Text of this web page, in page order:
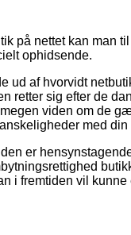
på nettet kan man
ophidsende.
ud af hvorvidt
retter sig efter de
viden om de
med din
er
i fremtiden vil